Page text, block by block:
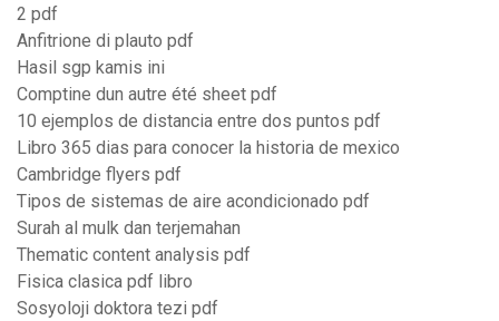
2 pdf
Anfitrione di plauto pdf
Hasil sgp kamis ini
Comptine dun autre été sheet pdf
10 ejemplos de distancia entre dos puntos pdf
Libro 365 dias para conocer la historia de mexico
Cambridge flyers pdf
Tipos de sistemas de aire acondicionado pdf
Surah al mulk dan terjemahan
Thematic content analysis pdf
Fisica clasica pdf libro
Sosyoloji doktora tezi pdf